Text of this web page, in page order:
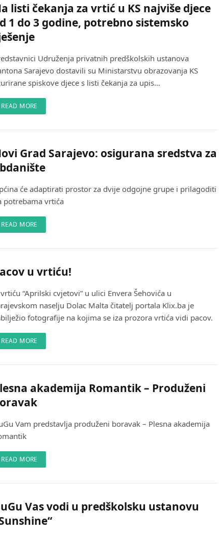
listi čekanja za vrtić u KS najviše djece
1 do 3 godine, potrebno sistemsko
Udruženja privatnih predškolskih ustanova
Sarajevo dostavili su Ministarstvu obrazovanja KS
spiskove djece s listi čekanja za upis…
READ MORE
Grad Sarajevo: osigurana sredstva za
će adaptirati prostor za dvije odgojne grupe i prilagoditi
potrebama vrtića
READ MORE
u vrtiću!
“Aprilski cvjetovi” u ulici Envera Šehovića u
naselju Dolac Malta čitatelj portala Klix.ba je
fotografije na kojima se iza prozora vrtića vidi pacov.
READ MORE
akademija Romantik – Produženi
Vam predstavlja produženi boravak – Plesna akademija
READ MORE
Vas vodi u predškolsku ustanovu